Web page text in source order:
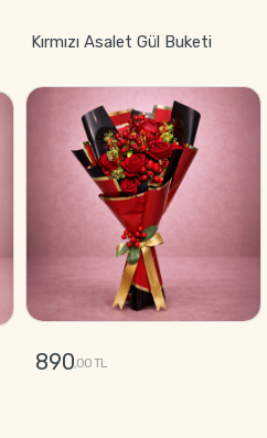
Kırmızı Asalet Gül Buketi
890,00 TL